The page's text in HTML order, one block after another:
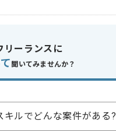
特徴
・Androidの開発経験
リーランスに
聞いてみませんか？
キルでどんな案件がある?